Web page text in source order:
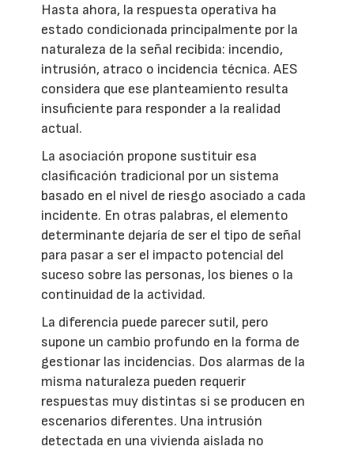
Hasta ahora, la respuesta operativa ha
estado condicionada principalmente por la
naturaleza de la señal recibida: incendio,
intrusión, atraco o incidencia técnica. AES
considera que ese planteamiento resulta
insuficiente para responder a la realidad
actual.
La asociación propone sustituir esa
clasificación tradicional por un sistema
basado en el nivel de riesgo asociado a cada
incidente. En otras palabras, el elemento
determinante dejaría de ser el tipo de señal
para pasar a ser el impacto potencial del
suceso sobre las personas, los bienes o la
continuidad de la actividad.
La diferencia puede parecer sutil, pero
supone un cambio profundo en la forma de
gestionar las incidencias. Dos alarmas de la
misma naturaleza pueden requerir
respuestas muy distintas si se producen en
escenarios diferentes. Una intrusión
detectada en una vivienda aislada no